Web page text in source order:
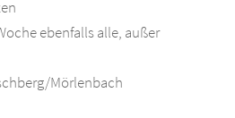
ebenfalls alle, außer
Mörlenbach